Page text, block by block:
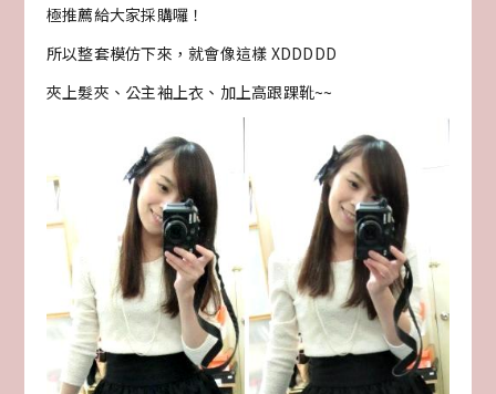
極推薦給大家採購囉！
所以整套模仿下來，就會像這樣 XDDDDD
夾上髮夾、公主袖上衣、加上高跟踝靴~~